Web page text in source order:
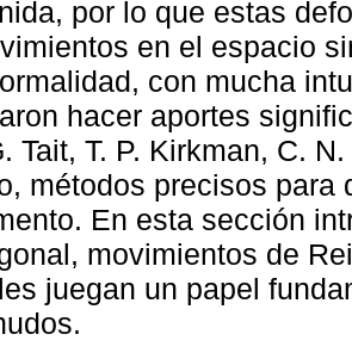
por lo que estas
en el espacio
con mucha
hacer aportes
Tait, T. P. Kirkman, C.
métodos precisos para
En esta sección
movimientos de
juegan un papel